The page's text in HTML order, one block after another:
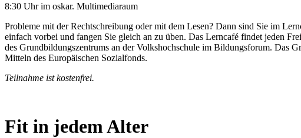
8:30 Uhr im oskar. Multimediaraum
Probleme mit der Rechtschreibung oder mit dem Lesen? Dann sind Sie im
einfach vorbei und fangen Sie gleich an zu üben. Das Lerncafé findet jeden
des Grundbildungszentrums an der Volkshochschule im Bildungsforum. Das
Mitteln des Europäischen Sozialfonds.
Teilnahme ist kostenfrei.
Fit in jedem Alter